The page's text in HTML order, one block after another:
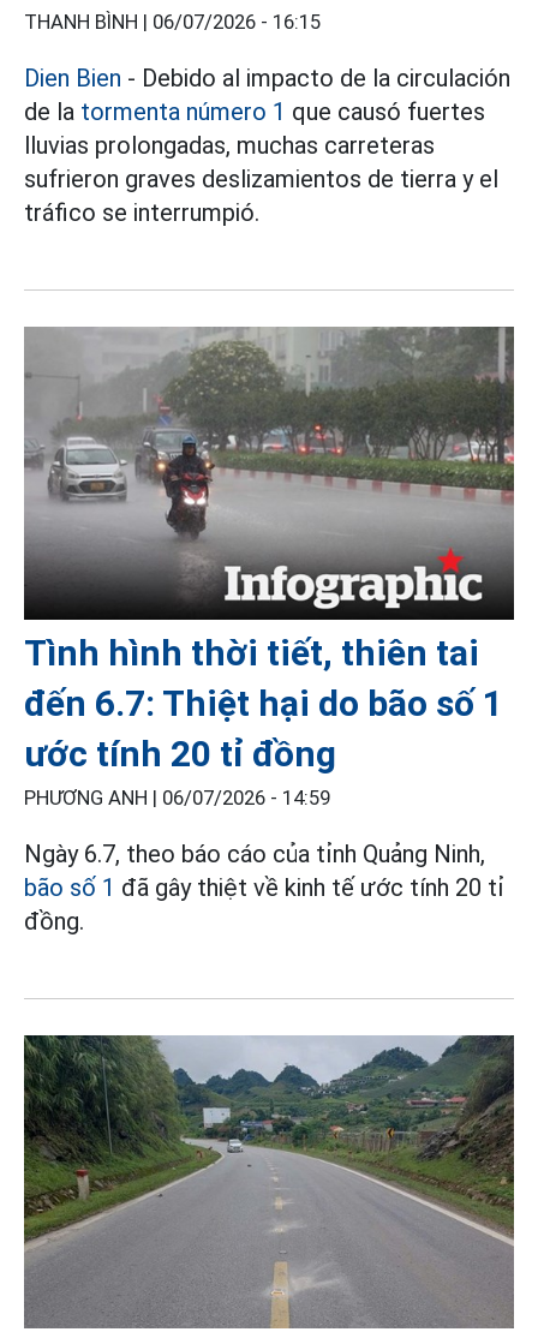
THANH BÌNH | 06/07/2026 - 16:15
Dien Bien - Debido al impacto de la circulación
de la tormenta número 1 que causó fuertes
lluvias prolongadas, muchas carreteras
sufrieron graves deslizamientos de tierra y el
tráfico se interrumpió.
Tình hình thời tiết, thiên tai
đến 6.7: Thiệt hại do bão số 1
ước tính 20 tỉ đồng
PHƯƠNG ANH | 06/07/2026 - 14:59
Ngày 6.7, theo báo cáo của tỉnh Quảng Ninh,
bão số 1 đã gây thiệt về kinh tế ước tính 20 tỉ
đồng.